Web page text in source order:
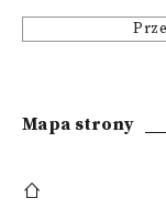
Mapa strony